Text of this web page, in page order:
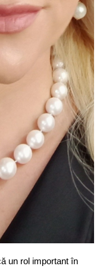
un rol important în